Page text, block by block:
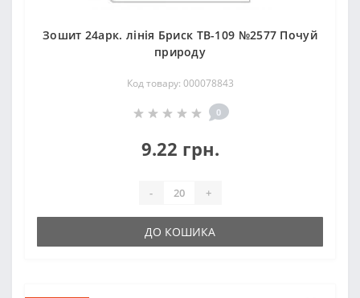
Зошит 24арк. лінія Бриск ТВ-109 №2577 Почуй
природу
Код товару: 000078843
0
9.22 грн.
- +
ДО КОШИКА